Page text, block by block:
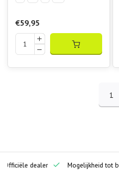
€59,95
1
dealer Mogelijkheid tot